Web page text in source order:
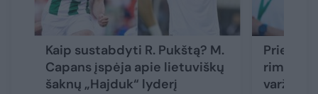
Kaip sustabdyti R. Pukštą? M.
Capans įspėja apie lietuviškų
šaknų „Hajduk“ lyderį
Prieš
rimtas
varžovų